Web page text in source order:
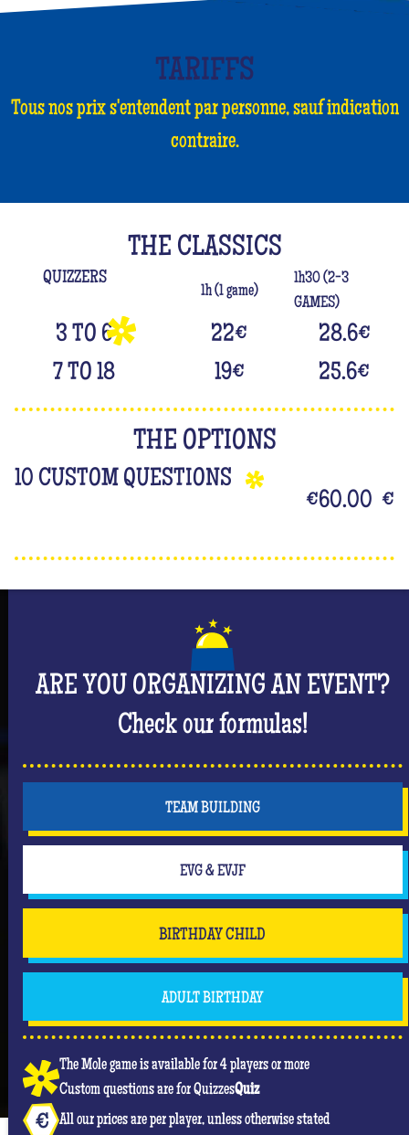
TARIFFS
Tous nos prix s'entendent par personne, sauf indication
contraire.
THE CLASSICS
QUIZZERS
1h (1 game)
1h30 (2-3
GAMES)
3 TO 6 22€ 28.6€
7 TO 18
19€ 25.6€
THE OPTIONS
10 CUSTOM QUESTIONS
€60.00 €
ARE YOU ORGANIZING AN EVENT?
Check our formulas!
TEAM BUILDING
EVG & EVJF
BIRTHDAY CHILD
ADULT BIRTHDAY
The Mole game is available for 4 players or more
Custom questions are for QuizzesQuiz
All our prices are per player, unless otherwise stated